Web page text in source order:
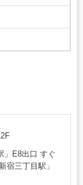
」E8出口 すぐ
宿三丁目駅」